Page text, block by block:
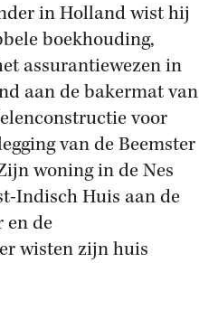
in Holland wist hij
boekhouding,
assurantiewezen in
aan de bakermat van
voor
van de Beemster
woning in de Nes
Indisch Huis aan de
en de
wisten zijn huis